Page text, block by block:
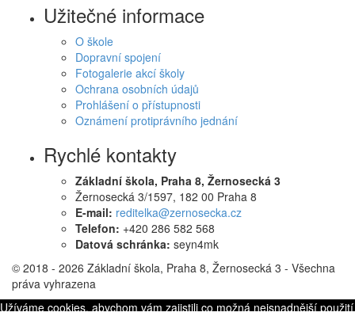
Užitečné informace
O škole
Dopravní spojení
Fotogalerie akcí školy
Ochrana osobních údajů
Prohlášení o přístupnosti
Oznámení protiprávního jednání
Rychlé kontakty
Základní škola, Praha 8, Žernosecká 3
Žernosecká 3/1597, 182 00 Praha 8
E-mail: reditelka@zernosecka.cz
Telefon: +420 286 582 568
Datová schránka: seyn4mk
© 2018 - 2026 Základní škola, Praha 8, Žernosecká 3 - Všechna
práva vyhrazena
Užíváme cookies, abychom vám zajistili co možná nejsnadnější použití